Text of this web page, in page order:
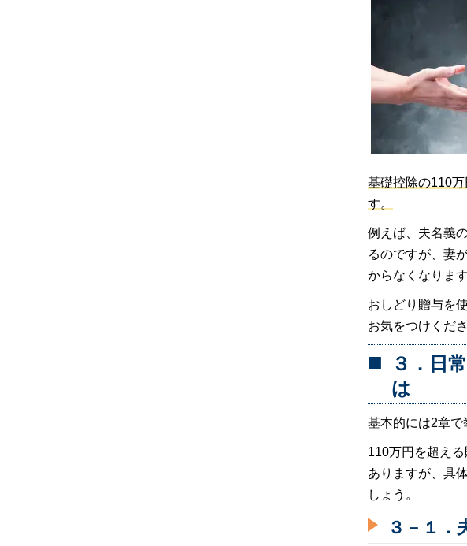
基礎控除の110
す。
例えば、夫名義
るのですが、妻
からなくなります
おしどり贈与を
お気をつけくださ
３．日
は
基本的には2章で
110万円を超え
ありますが、具
しょう。
３－１．